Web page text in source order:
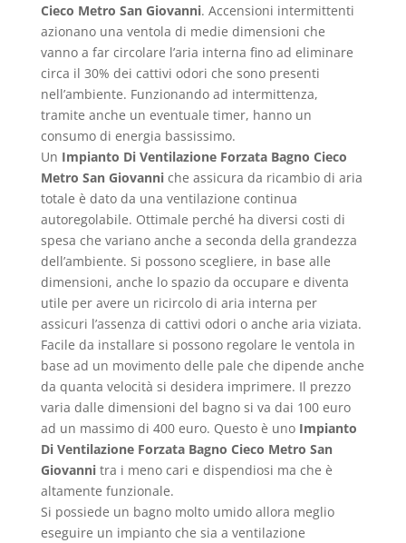
Cieco Metro San Giovanni. Accensioni intermittenti
azionano una ventola di medie dimensioni che
vanno a far circolare l’aria interna fino ad eliminare
circa il 30% dei cattivi odori che sono presenti
nell’ambiente. Funzionando ad intermittenza,
tramite anche un eventuale timer, hanno un
consumo di energia bassissimo.
Un Impianto Di Ventilazione Forzata Bagno Cieco
Metro San Giovanniche assicura da ricambio di aria
totale è dato da una ventilazione continua
autoregolabile. Ottimale perché ha diversi costi di
spesa che variano anche a seconda della grandezza
dell’ambiente. Si possono scegliere, in base alle
dimensioni, anche lo spazio da occupare e diventa
utile per avere un ricircolo di aria interna per
assicuri l’assenza di cattivi odori o anche aria viziata.
Facile da installare si possono regolare le ventola in
base ad un movimento delle pale che dipende anche
da quanta velocità si desidera imprimere. Il prezzo
varia dalle dimensioni del bagno si va dai 100 euro
ad un massimo di 400 euro. Questo è uno Impianto
Di Ventilazione Forzata Bagno Cieco Metro San
Giovannitra i meno cari e dispendiosi ma che è
altamente funzionale.
Si possiede un bagno molto umido allora meglio
eseguire un impianto che sia a ventilazione